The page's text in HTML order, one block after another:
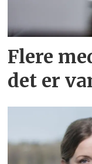
Flere
det er